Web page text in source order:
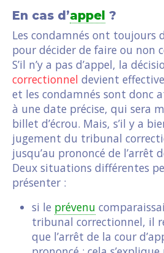
En cas d’appel ?
Les condamnés ont toujours
pour décider de faire ou non
S’il n’y a pas d’appel, la
correctionnel devient
et les condamnés sont donc
à une date précise, qui sera
billet d’écrou. Mais, s’il y a
jugement du tribunal
jusqu’au prononcé de l’arrêt
Deux situations différentes
présenter :
si le prévenu
tribunal correctionnel, il
que l’arrêt de la cour